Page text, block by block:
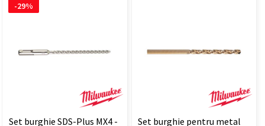
Set burghie SDS-Plus MX4 -
-29%
Set burghie pentru metal